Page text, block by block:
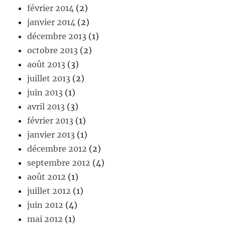
février 2014 (2)
janvier 2014 (2)
décembre 2013 (1)
octobre 2013 (2)
août 2013 (3)
juillet 2013 (2)
juin 2013 (1)
avril 2013 (3)
février 2013 (1)
janvier 2013 (1)
décembre 2012 (2)
septembre 2012 (4)
août 2012 (1)
juillet 2012 (1)
juin 2012 (4)
mai 2012 (1)